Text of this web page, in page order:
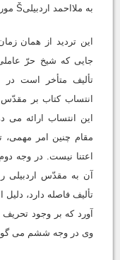
به ملااحمد اردبیلیŠ مورد اشکال و تردید است.
این تردید از همان
تألیف متأخر است در
انتساب کتاب بر
این انتساب ارائه
مقام چنین امر مهمی،
اعتنا نیست. در وجه
آن به مقدّس اردبیلی
تألیف فاصله دارد،
آورد که بر وجود
وی در وجه ششم می